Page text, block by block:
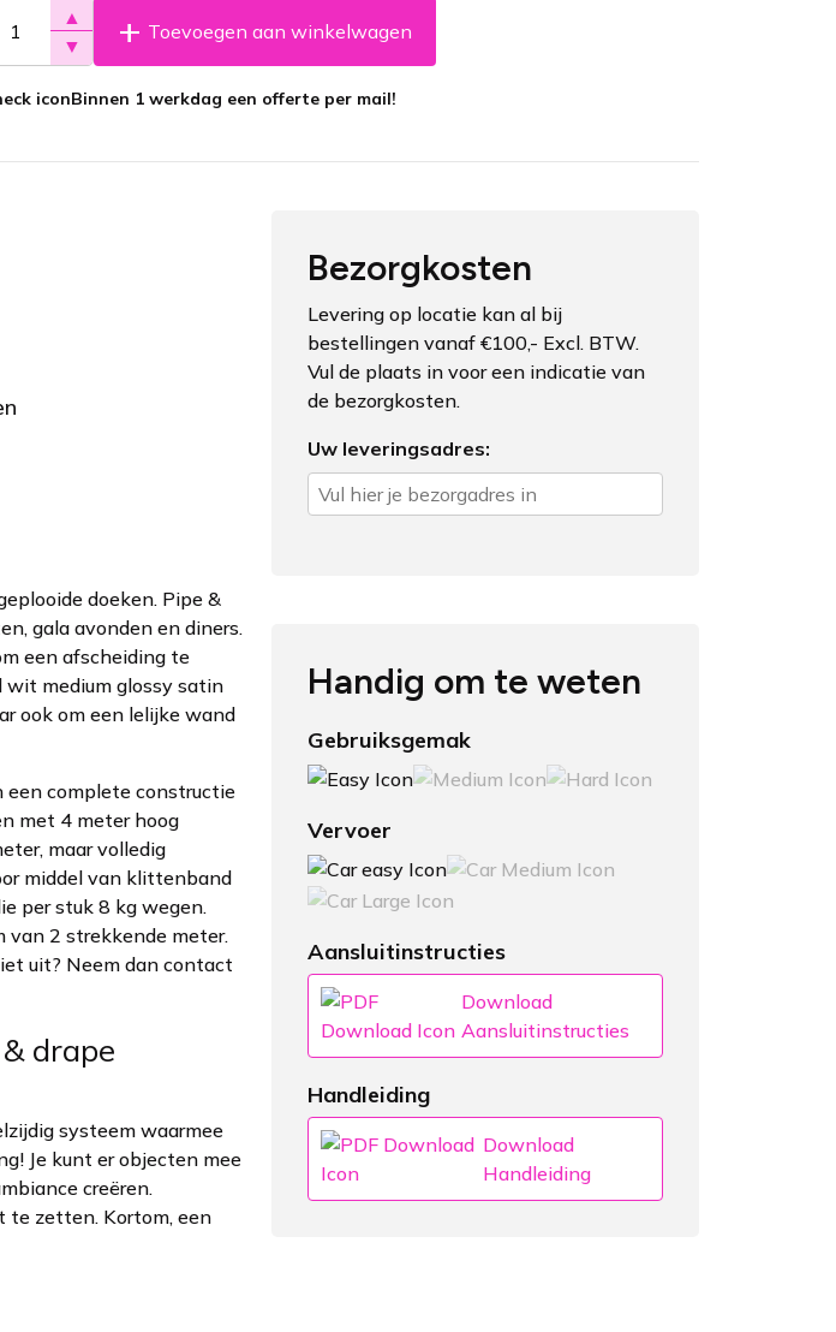
▲
▼
Toevoegen aan winkelwagen
Binnen 1 werkdag een offerte per mail!
doeken. Pipe &
gala avonden en diners.
een afscheiding te
wit medium glossy satin
ook om een lelijke wand
een complete constructie
met 4 meter hoog
maar volledig
middel van klittenband
per stuk 8 kg wegen.
van 2 strekkende meter.
uit? Neem dan contact
drape
systeem waarmee
Je kunt er objecten mee
creëren.
te zetten. Kortom, een
Bezorgkosten
Levering op locatie kan al bij
bestellingen vanaf €100,- Excl. BTW.
Vul de plaats in voor een indicatie van
de bezorgkosten.
Uw leveringsadres:
Handig om te weten
Gebruiksgemak
Vervoer
Aansluitinstructies
Download
Aansluitinstructies
Handleiding
Download
Handleiding